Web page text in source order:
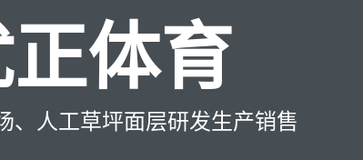
体育
、人工草坪面层研发生产销售